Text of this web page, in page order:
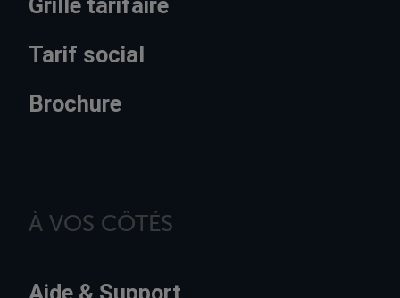
Grille tarifaire
Tarif social
Brochure
À VOS CÔTÉS
Aide & Support